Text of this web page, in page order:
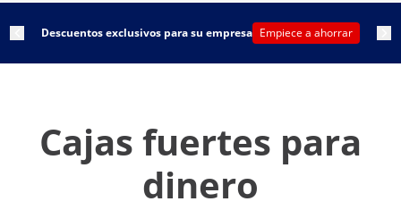
Descuentos exclusivos para su empresa Empiece a ahorrar
Cajas fuertes para
dinero